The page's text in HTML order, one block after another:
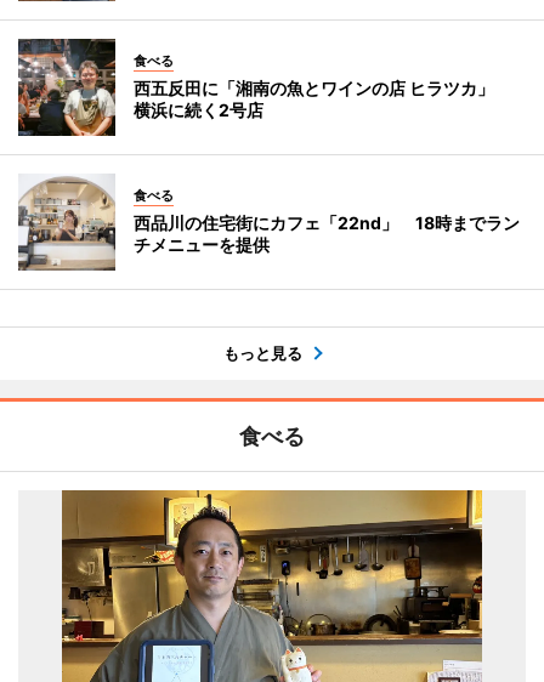
食べる
西五反田に「湘南の魚とワインの店 ヒラツカ」
横浜に続く2号店
食べる
西品川の住宅街にカフェ「22nd」 18時までラン
チメニューを提供
もっと見る
食べる